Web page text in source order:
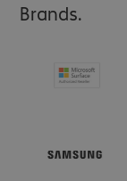
Brands.